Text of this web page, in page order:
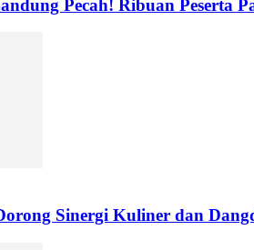
Pecah! Ribuan Peserta
Sinergi Kuliner dan